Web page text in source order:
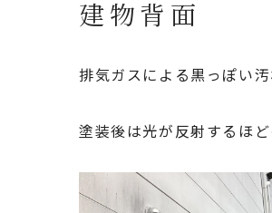
建物背面
排気ガスによる黒っぽい
塗装後は光が反射するほ